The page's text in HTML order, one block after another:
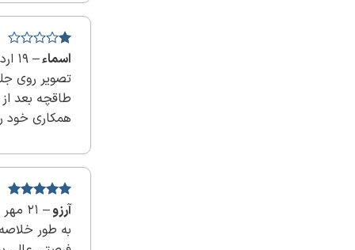
نمره
از
5
اسماء– 19 اردیبهشت 1403
تصویر روی
طاقچه بعد
همکاری خود
نمره 5از
5
آرزو– 21 مهر 1402
به طور